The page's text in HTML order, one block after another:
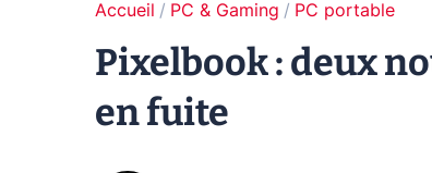
Accueil PC & Gaming PC portable
Pixelbook : deux
en fuite